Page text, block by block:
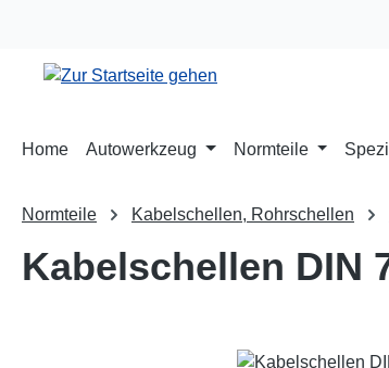
Home Autowerkzeug Normteile
Normteile Kabelschellen, Rohrschellen
Kabelschellen DIN